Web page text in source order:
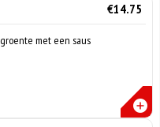
€14.75
met een saus